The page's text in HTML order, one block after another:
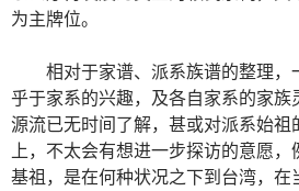
为主牌位。
相对于家谱、派系族谱的整理，
乎于家系的兴趣，及各自家系的家族
源流已无时间了解，甚或对派系始祖
上，不太会有想进一步探访的意愿
基祖，是在何种状况之下到台湾，在